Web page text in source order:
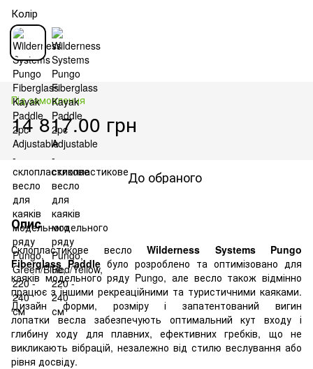
Колір
Під замовлення
14 817.00 грн
До обраного
Опис
Склопластикове весло Wilderness Systems Pungo
Fiberglass Paddle було розроблено та оптимізовано для
каяків модельного ряду Pungo, але весло також відмінно
працює з іншими рекреаційними та туристичними каяками.
Дизайн форми, розміру і запатентований вигин
лопатки весла забезпечують оптимальний кут входу і
глибину ходу для плавних, ефективних гребків, що не
викликають вібрацій, незалежно від стилю веслування або
рівня досвіду.